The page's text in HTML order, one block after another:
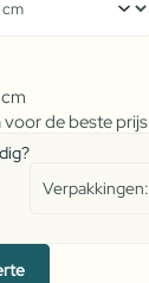
de beste prijs
Verpakkingen: